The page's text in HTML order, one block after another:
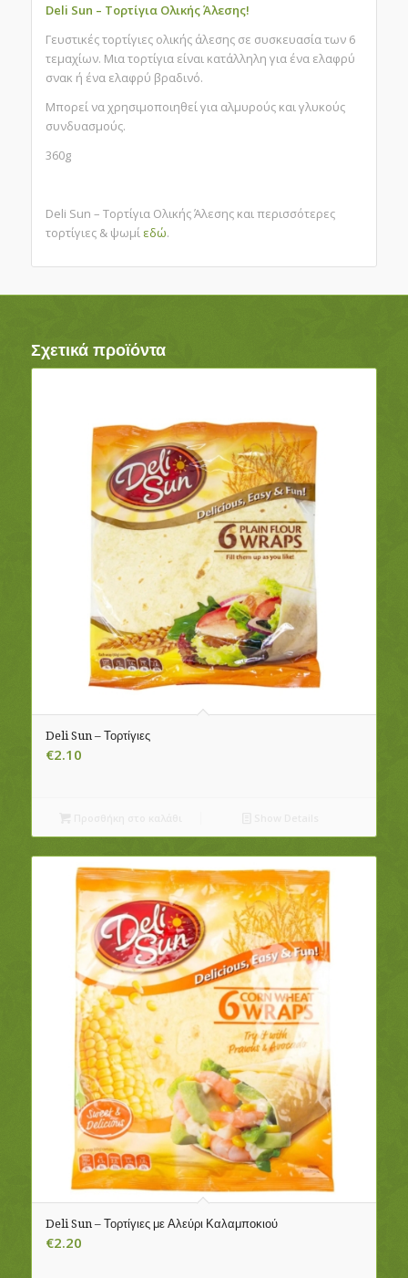
Deli Sun – Τορτίγια Ολικής Άλεσης!
Γευστικές τορτίγιες ολικής άλεσης σε συσκευασία των 6
τεμαχίων. Μια τορτίγια είναι κατάλληλη για ένα ελαφρύ
σνακ ή ένα ελαφρύ βραδινό.
Μπορεί να χρησιμοποιηθεί για αλμυρούς και γλυκούς
συνδυασμούς.
360g
Deli Sun – Τορτίγια Ολικής Άλεσης και περισσότερες
τορτίγιες & ψωμί εδώ.
Σχετικά προϊόντα
Deli Sun – Τορτίγιες
€2.10
Deli Sun – Τορτίγιες με Αλεύρι Καλαμποκιού
€2.20